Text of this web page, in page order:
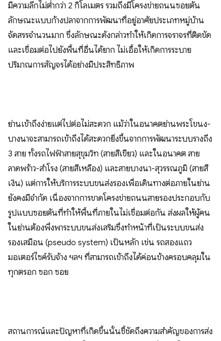
มีความลึกไม่ต่ำกว่า 2 กิโลเมตร รวมถึงมีโครงข่ายถนนซอยตัน
ลักษณะแบบก้างปลาจากการพัฒนาที่อยู่อาศัยประเภทหมู่บ้าน
จัดสรรจำนวนมาก ซึ่งลักษณะดังกล่าวทำให้เกิดการจราจรที่ติดขัด
และเชื่อมต่อไปยังพื้นที่อื่นได้ยาก ไม่เอื้อให้เกิดการระบาย
ปริมาณการสัญจรได้อย่างมีประสิทธิภาพ
ย่านเข้าถึงง่ายแต่ไปต่อไม่สะดวก แม้ว่าในอนาคตย่านพระโขนง-
บางนาจะสามารถเข้าถึงได้สะดวกยิ่งขึ้นจากการพัฒนาระบบรางถึง
3 สาย ทั้งรถไฟฟ้าสายสุขุมวิท (สายสีเขียว) และในอนาคต สาย
ลาดพร้าว-สำโรง (สายสีเหลือง) และสายบางนา-สุวรรณภูมิ (สายสี
เงิน) แต่การให้บริการระบบขนส่งรองเพื่อเดินทางต่อภายในย่าน
ยังคงมีจำกัด เนื่องจากการขาดโครงข่ายถนนสายรองประกอบกับ
รูปแบบซอยตันที่ทำให้พื้นที่ภายในไม่เชื่อมต่อกัน ส่งผลให้ผู้คน
ในย่านต้องพึ่งพาระบบขนส่งเสริมซึ่งทำหน้าที่เป็นระบบขนส่ง
รองเสมือน (pseudo system) เป็นหลัก เช่น รถสองแถว
มอเตอร์ไซค์รับจ้าง ฯลฯ ที่สามารถเข้าถึงได้ค่อนข้างครอบคลุมใน
ทุกตรอก ซอก ซอย
สถานการณ์และปัญหาที่เกิดขึ้นนั้นชี้ชัดถึงความสำคัญของการส่ง